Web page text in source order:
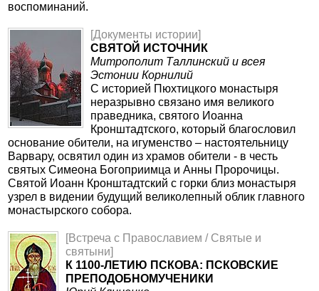
воспоминаний.
[Документы истории]
СВЯТОЙ ИСТОЧНИК
Митрополит Таллинский и всея
Эстонии Корнилий
С историей Пюхтицкого монастыря
неразрывно связано имя великого
праведника, святого Иоанна
Кронштадтского, который благословил
основание обители, на игуменство – настоятельницу
Варвару, освятил один из храмов обители - в честь
святых Симеона Богоприимца и Анны Пророчицы.
Святой Иоанн Кронштадтский с горки близ монастыря
узрел в видении будущий великолепный облик главного
монастырского собора.
[Встреча с Православием / Святые и
святыни]
К 1100-ЛЕТИЮ ПСКОВА: ПСКОВСКИЕ
ПРЕПОДОБНОМУЧЕНИКИ